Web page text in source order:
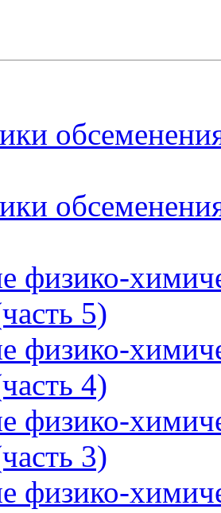
физико-
5)
физико-
4)
физико-
3)
физико-